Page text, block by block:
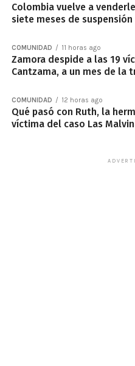
Colombia vuelve a
siete meses de suspensión
COMUNIDAD 11 horas ago
Zamora despide a las 19
Cantzama, a un mes de la
COMUNIDAD 12 horas ago
Qué pasó con Ruth, la
víctima del caso Las